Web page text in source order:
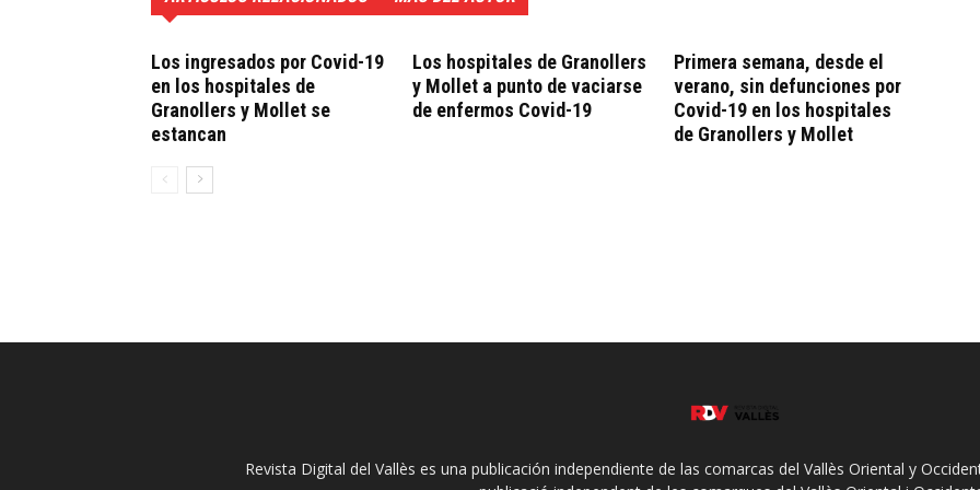
Los ingresados por Covid-19
en los hospitales de
Granollers y Mollet se
estancan
Los hospitales de Granollers
y Mollet a punto de vaciarse
de enfermos Covid-19
Primera semana, desde el
verano, sin defunciones por
Covid-19 en los hospitales
de Granollers y Mollet
Revista Digital del Vallès es una publicación independiente de las comarcas del Vallès Oriental y